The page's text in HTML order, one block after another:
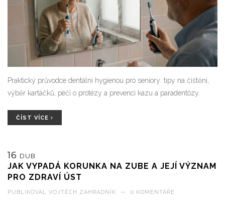
Praktický průvodce dentální hygienou pro seniory: tipy na čištění,
výběr kartáčků, péči o protézy a prevenci kazu a paradentózy.
ČÍST VÍCE
16 DUB
JAK VYPADÁ KORUNKA NA ZUBE A JEJÍ VÝZNAM
PRO ZDRAVÍ ÚST
PUBLIKOVAL VOJTĚCH ZAHRADNÍK — 0 KOMENTÁŘE